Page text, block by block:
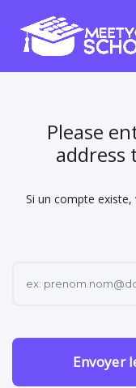
Please
address
Si un compte
Envoyer